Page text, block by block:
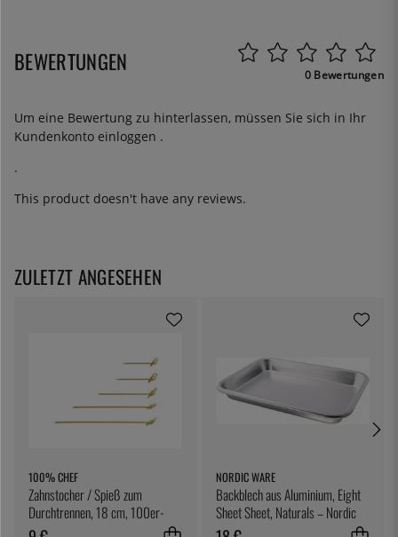
BEWERTUNGEN 0 Bewertungen
Um eine Bewertung zu hinterlassen, müssen Sie sich in Ihr
Kundenkonto einloggen .
.
This product doesn't have any reviews.
ZULETZT ANGESEHEN
100% CHEF
Zahnstocher / Spieß zum
Durchtrennen, 18 cm, 100er-
Pack - 100% Chef
NORDIC WARE
Backblech aus Aluminium, Eight
Sheet Sheet, Naturals – Nordic
Ware